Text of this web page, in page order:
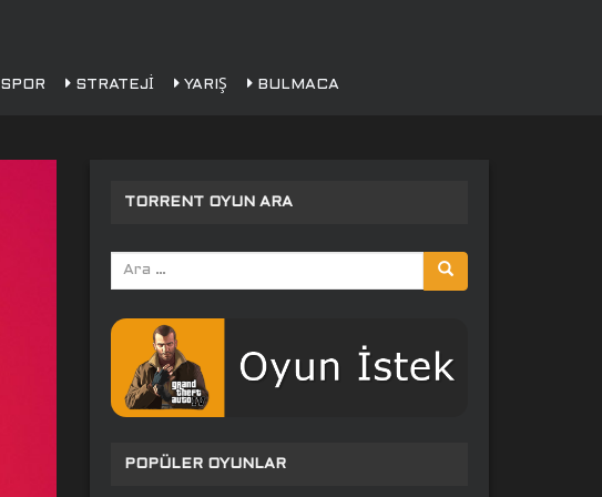
SPOR STRATEJI YARIŞ BULMACA
TORRENT OYUN ARA
Arama
yap:
POPÜLER OYUNLAR